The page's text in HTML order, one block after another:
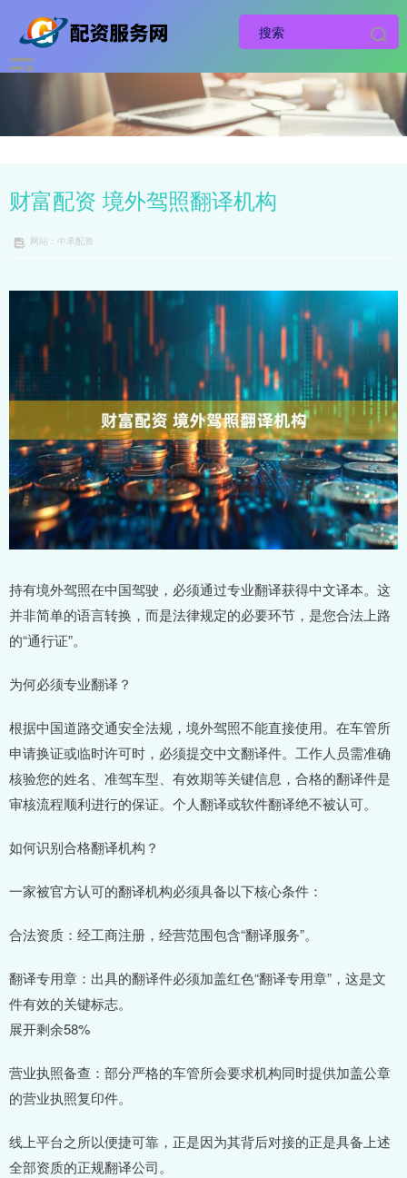
财富配资 境外驾照翻译机构
网站：中承配资
持有境外驾照在中国驾驶，必须通过专业翻译获得中文译本。这
并非简单的语言转换，而是法律规定的必要环节，是您合法上路
的“通行证”。
为何必须专业翻译？
根据中国道路交通安全法规，境外驾照不能直接使用。在车管所
申请换证或临时许可时，必须提交中文翻译件。工作人员需准确
核验您的姓名、准驾车型、有效期等关键信息，合格的翻译件是
审核流程顺利进行的保证。个人翻译或软件翻译绝不被认可。
如何识别合格翻译机构？
一家被官方认可的翻译机构必须具备以下核心条件：
合法资质：经工商注册，经营范围包含“翻译服务”。
翻译专用章：出具的翻译件必须加盖红色“翻译专用章”，这是文
件有效的关键标志。
展开剩余58%
营业执照备查：部分严格的车管所会要求机构同时提供加盖公章
的营业执照复印件。
线上平台之所以便捷可靠，正是因为其背后对接的正是具备上述
全部资质的正规翻译公司。